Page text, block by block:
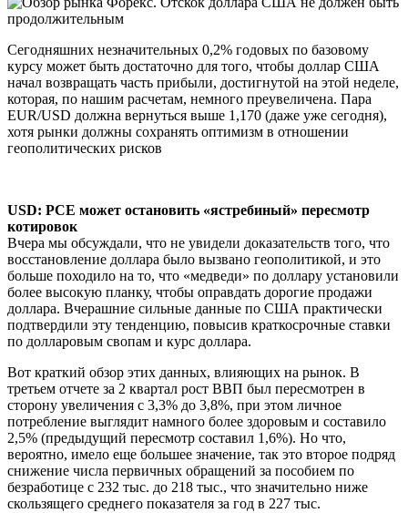
Сегодняшних незначительных 0,2% годовых по базовому
курсу может быть достаточно для того, чтобы доллар США
начал возвращать часть прибыли, достигнутой на этой неделе,
которая, по нашим расчетам, немного преувеличена. Пара
EUR/USD должна вернуться выше 1,170 (даже уже сегодня),
хотя рынки должны сохранять оптимизм в отношении
геополитических рисков
USD: PCE может остановить «ястребиный» пересмотр
котировок
Вчера мы обсуждали, что не увидели доказательств того, что
восстановление доллара было вызвано геополитикой, и это
больше походило на то, что «медведи» по доллару установили
более высокую планку, чтобы оправдать дорогие продажи
доллара. Вчерашние сильные данные по США практически
подтвердили эту тенденцию, повысив краткосрочные ставки
по долларовым свопам и курс доллара.
Вот краткий обзор этих данных, влияющих на рынок. В
третьем отчете за 2 квартал рост ВВП был пересмотрен в
сторону увеличения с 3,3% до 3,8%, при этом личное
потребление выглядит намного более здоровым и составило
2,5% (предыдущий пересмотр составил 1,6%). Но что,
вероятно, имело еще большее значение, так это второе подряд
снижение числа первичных обращений за пособием по
безработице с 232 тыс. до 218 тыс., что значительно ниже
скользящего среднего показателя за год в 227 тыс.